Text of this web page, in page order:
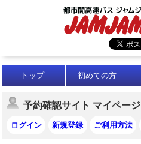
トップ 初めての方
予約確認サイト マイページ
ログイン 新規登録 ご利用方法